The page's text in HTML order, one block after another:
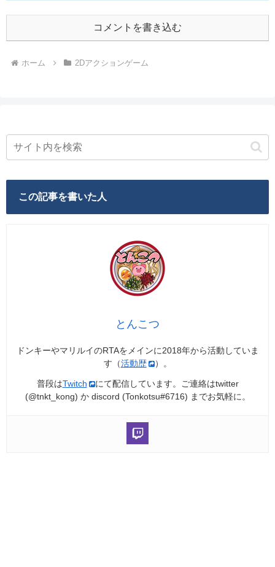
コメントを書き込む
ホーム 2Dアクションゲーム
この記事を書いた人
とんこつ
ドンキーやマリルイのRTAをメインに2018年から活動していま
す（活動歴 ）。
普段はTwitch
にて配信しています。ご連絡はtwitter
(@tnkt_kong) か discord (Tonkotsu#6716) までお気軽に。